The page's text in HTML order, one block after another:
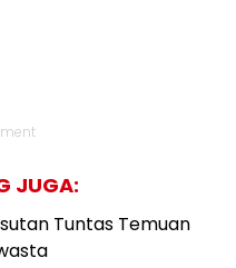
JUGA:
Tuntas Temuan